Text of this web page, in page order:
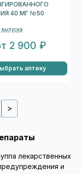
40 МГ №50
выпуска
2 900 ₽
аптеку
>
лекарственных
и